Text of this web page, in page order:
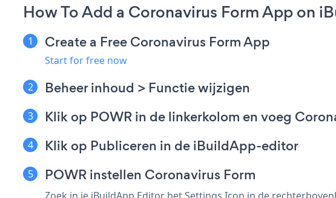
How To Add a Coronavirus Form App on
Create a Free Coronavirus Form App
Start for free now
Beheer inhoud > Functie wijzigen
Klik op POWR in de linkerkolom en voeg
Klik op Publiceren in de iBuildApp-editor
POWR instellen Coronavirus Form